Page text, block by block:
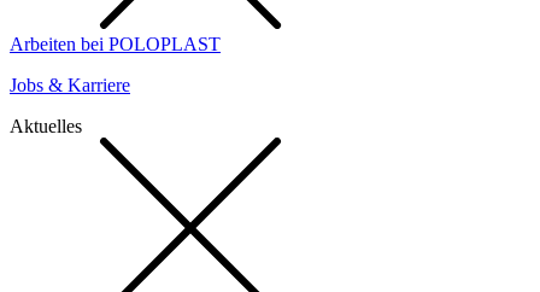
Arbeiten bei POLOPLAST
Jobs & Karriere
Aktuelles